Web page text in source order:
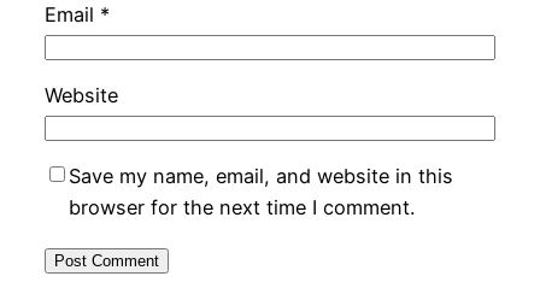
Email *
Website
Save my name, email, and website in this
browser for the next time I comment.